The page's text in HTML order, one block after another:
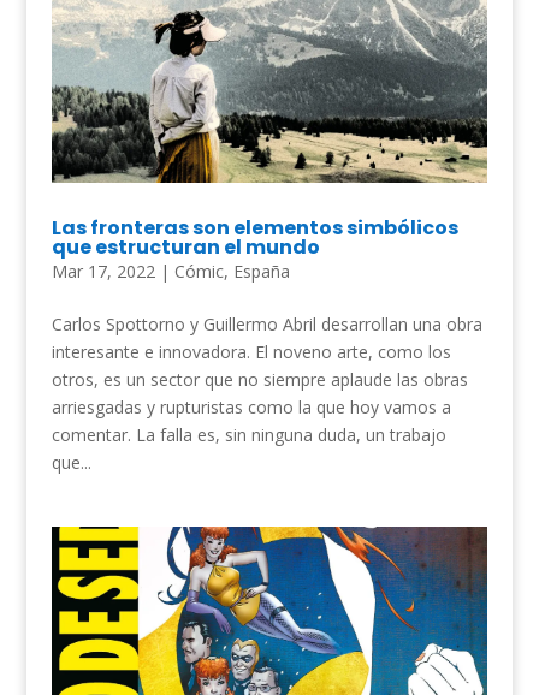
Las fronteras son elementos simbólicos
que estructuran el mundo
Mar 17, 2022 | Cómic, España
Carlos Spottorno y Guillermo Abril desarrollan una obra
interesante e innovadora. El noveno arte, como los
otros, es un sector que no siempre aplaude las obras
arriesgadas y rupturistas como la que hoy vamos a
comentar. La falla es, sin ninguna duda, un trabajo
que...